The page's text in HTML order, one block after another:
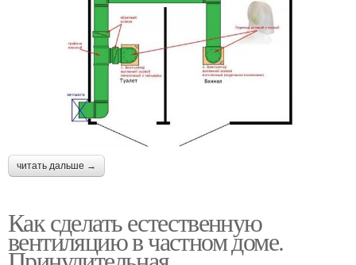
читать дальше →
Как сделать естественную
вентиляцию в частном доме.